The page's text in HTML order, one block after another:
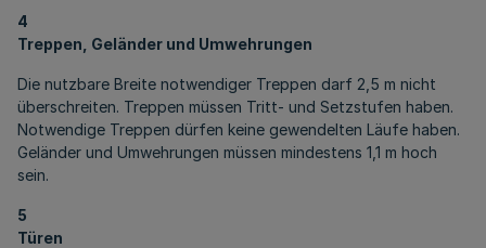
4
Treppen, Geländer und Umwehrungen
Die nutzbare Breite notwendiger Treppen darf 2,5 m nicht
überschreiten. Treppen müssen Tritt- und Setzstufen haben.
Notwendige Treppen dürfen keine gewendelten Läufe haben.
Geländer und Umwehrungen müssen mindestens 1,1 m hoch
sein.
5
Türen